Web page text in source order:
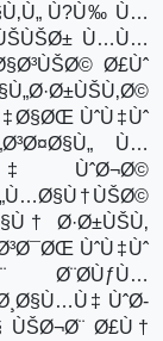
Ù?Ù‰ Ù…
Ù…Ù…
Ø£Ùˆ
ÙˆÙ‡Ùˆ
Ù…
Ø·Ø±ÙŠÙ‚
ÙˆÙ‡Ùˆ
Ø¨Ø­ÙƒÙ…
ÙˆØ­
ÙŠØ¬Ø¨ Ø£Ù†